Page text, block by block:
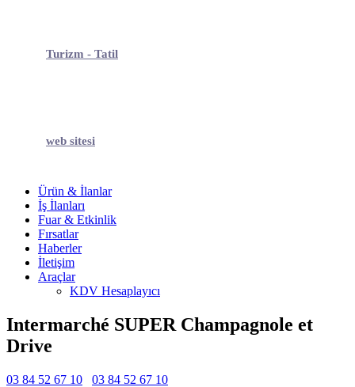
Turizm - Tatil
web sitesi
Ürün & İlanlar
İş İlanları
Fuar & Etkinlik
Fırsatlar
Haberler
İletişim
Araçlar
KDV Hesaplayıcı
Intermarché SUPER Champagnole et
Drive
03 84 52 67 10 03 84 52 67 10